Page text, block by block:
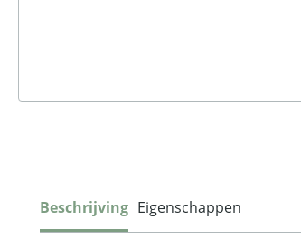
Beschrijving Eigenschappen